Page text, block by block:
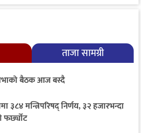
ताजा सामग्री
बैठक आज बस्दै
३८४ मन्त्रिपरिषद् निर्णय, ३२ हजारभन्दा
फर्छ्योट